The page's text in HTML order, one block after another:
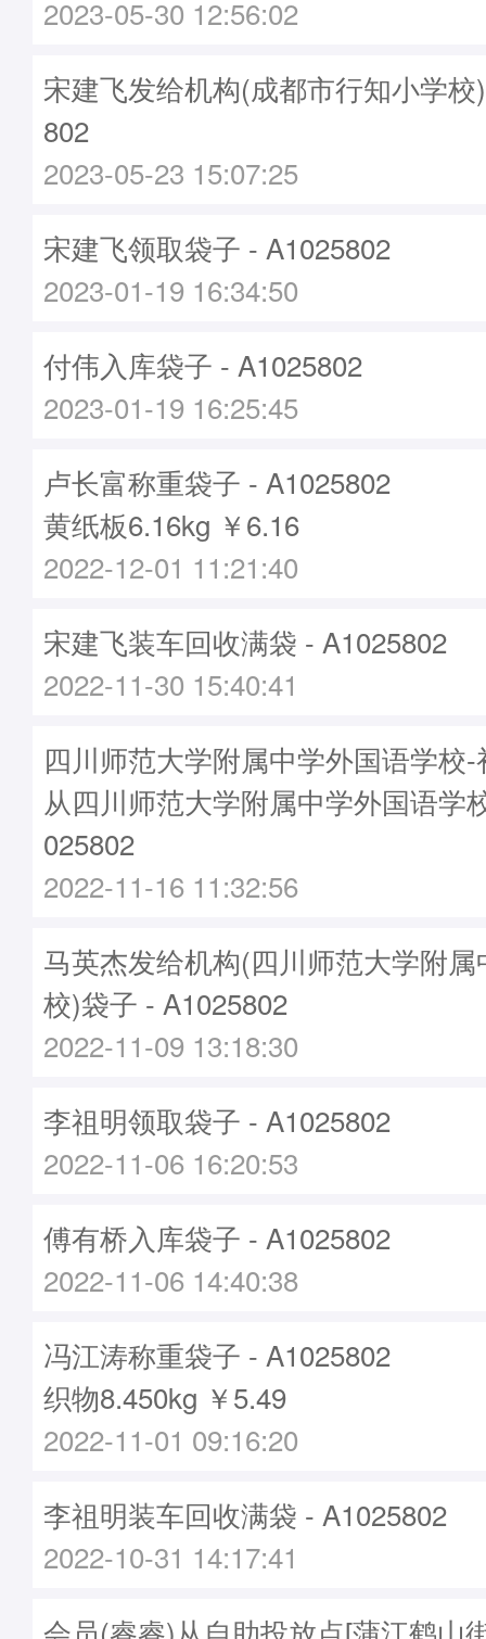
2023-05-30 12:56:02
宋建飞发给机构(成都市行知小学
802
2023-05-23 15:07:25
宋建飞领取袋子 - A1025802
2023-01-19 16:34:50
付伟入库袋子 - A1025802
2023-01-19 16:25:45
卢长富称重袋子 - A1025802
黄纸板6.16kg ￥6.16
2022-12-01 11:21:40
宋建飞装车回收满袋 - A1025802
2022-11-30 15:40:41
四川师范大学附属中学外国语学校
从四川师范大学附属中学外国语学
025802
2022-11-16 11:32:56
马英杰发给机构(四川师范大学附
校)袋子 - A1025802
2022-11-09 13:18:30
李祖明领取袋子 - A1025802
2022-11-06 16:20:53
傅有桥入库袋子 - A1025802
2022-11-06 14:40:38
冯江涛称重袋子 - A1025802
织物8.450kg ￥5.49
2022-11-01 09:16:20
李祖明装车回收满袋 - A1025802
2022-10-31 14:17:41
会员(睿睿)从自助投放点[蒲江鹤山